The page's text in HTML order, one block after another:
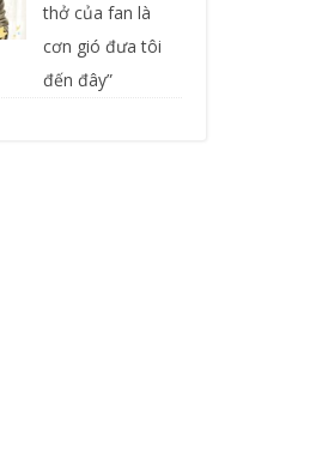
thở của fan là
cơn gió đưa tôi
đến đây”